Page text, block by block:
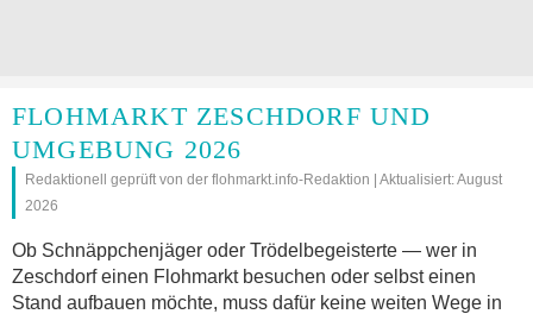
FLOHMARKT ZESCHDORF UND
UMGEBUNG 2026
Redaktionell geprüft von der flohmarkt.info-Redaktion | Aktualisiert: August
2026
Ob Schnäppchenjäger oder Trödelbegeisterte — wer in
Zeschdorf einen Flohmarkt besuchen oder selbst einen
Stand aufbauen möchte, muss dafür keine weiten Wege in